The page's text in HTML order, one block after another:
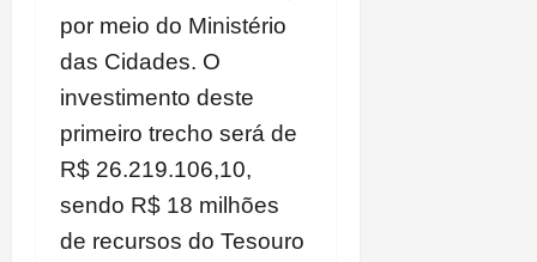
por meio do Ministério
das Cidades. O
investimento deste
primeiro trecho será de
R$ 26.219.106,10,
sendo R$ 18 milhões
de recursos do Tesouro